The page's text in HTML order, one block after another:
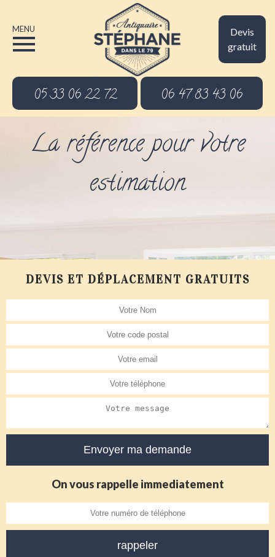
Devis
gratuit
MENU
05 33 06 22 72 06 47 83 43 06
La référence pour votre
estimation
DEVIS ET DÉPLACEMENT GRATUITS
On vous rappelle immediatement